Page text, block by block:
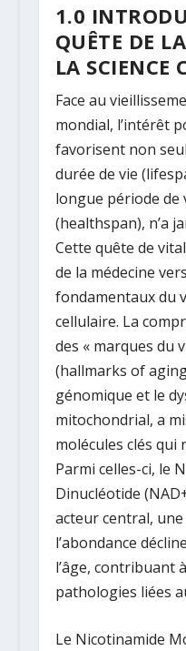
1.0
QUÊTE DE
LA SCIENCE
Face au
mondial, l’intérêt
favorisent non
durée de vie (
longue période de
(healthspan), n’a
Cette quête de
de la médecine
fondamentaux du
cellulaire. La
des « marques du
(hallmarks of
génomique et le
mitochondrial, a
molécules clés
Parmi celles-ci, le
Dinucléotide
acteur central,
l’abondance
l’âge, contribuant
pathologies liées
Le Nicotinamide